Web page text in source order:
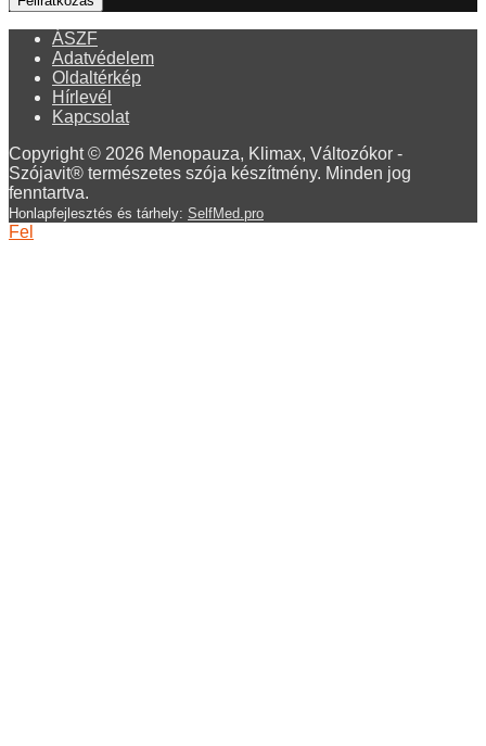
ÁSZF
Adatvédelem
Oldaltérkép
Hírlevél
Kapcsolat
Copyright © 2026 Menopauza, Klimax, Változókor -
Szójavit® természetes szója készítmény. Minden jog
fenntartva.
Honlapfejlesztés és tárhely: SelfMed.pro
Fel